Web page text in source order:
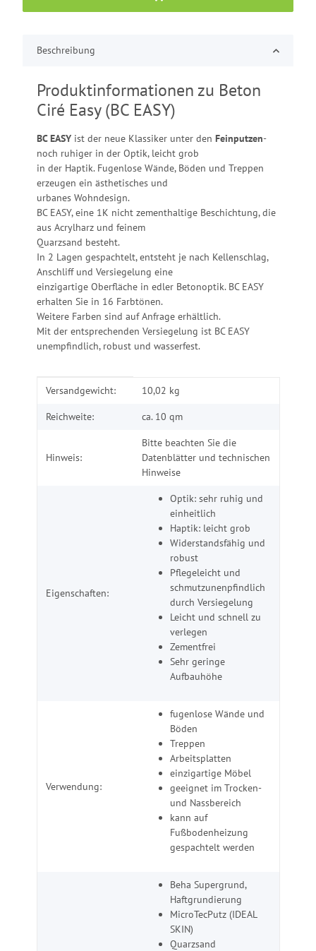
Beschreibung
Produktinformationen zu Beton
Ciré Easy (BC EASY)
BC EASY ist der neue Klassiker unter den Feinputzen-
noch ruhiger in der Optik, leicht grob
in der Haptik. Fugenlose Wände, Böden und Treppen
erzeugen ein ästhetisches und
urbanes Wohndesign.
BC EASY, eine 1K nicht zementhaltige Beschichtung, die
aus Acrylharz und feinem
Quarzsand besteht.
In 2 Lagen gespachtelt, entsteht je nach Kellenschlag,
Anschliff und Versiegelung eine
einzigartige Oberfläche in edler Betonoptik. BC EASY
erhalten Sie in 16 Farbtönen.
Weitere Farben sind auf Anfrage erhältlich.
Mit der entsprechenden Versiegelung ist BC EASY
unempfindlich, robust und wasserfest.
Produkteigenschaft
Wert
Versandgewicht: 10,02 kg
Reichweite: ca. 10 qm
Hinweis:
Bitte beachten Sie die
Datenblätter und technischen
Hinweise
Eigenschaften:
Optik: sehr ruhig und
einheitlich
Haptik: leicht grob
Widerstandsfähig und
robust
Pflegeleicht und
schmutzunenpfindlich
durch Versiegelung
Leicht und schnell zu
verlegen
Zementfrei
Sehr geringe
Aufbauhöhe
Verwendung:
fugenlose Wände und
Böden
Treppen
Arbeitsplatten
einzigartige Möbel
geeignet im Trocken-
und Nassbereich
kann auf
Fußbodenheizung
gespachtelt werden
Beha Supergrund,
Haftgrundierung
MicroTecPutz (IDEAL
SKIN)
Quarzsand